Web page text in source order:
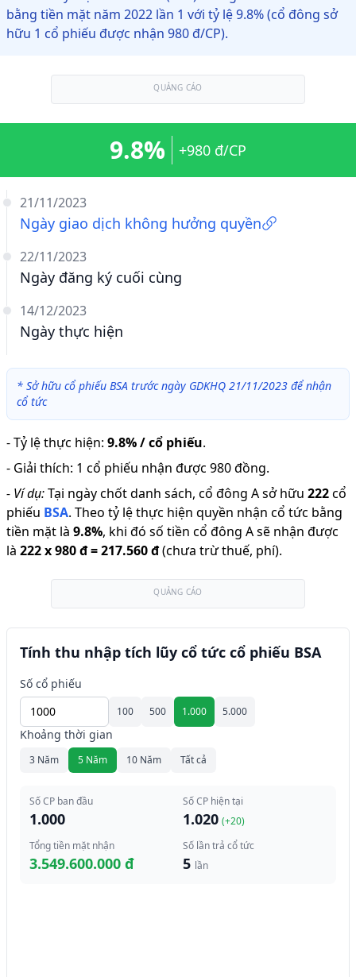
bằng tiền mặt năm 2022 lần 1 với tỷ lệ 9.8% (cổ đông sở
hữu 1 cổ phiếu được nhận 980 đ/CP).
QUẢNG CÁO
21/11/2023
Ngày giao dịch không hưởng quyền
22/11/2023
Ngày đăng ký cuối cùng
14/12/2023
Ngày thực hiện
9.8% +980 đ/CP
* Sở hữu cổ phiếu BSA trước ngày GDKHQ 21/11/2023 để nhận
cổ tức
-Tỷ lệ thực hiện: 9.8% / cổ phiếu.
- Giải thích: 1 cổ phiếu nhận được 980 đồng.
- Ví dụ:Tại ngày chốt danh sách, cổ đông A sở hữu 222cổ
phiếu BSA. Theo tỷ lệ thực hiện quyền nhận cổ tức bằng
tiền mặt là 9.8%, khi đó số tiền cổ đông A sẽ nhận được
là 222x980 đ=217.560 đ(chưa trừ thuế, phí).
QUẢNG CÁO
Tính thu nhập tích lũy cổ tức cổ phiếu BSA
Số cổ phiếu
100 500 1.000 5.000
Khoảng thời gian
3 Năm 5 Năm 10 Năm Tất cả
Số CP ban đầu
1.000
Số CP hiện tại
1.020 (+20)
Tổng tiền mặt nhận
3.549.600.000 đ
Số lần trả cổ tức
5 lần